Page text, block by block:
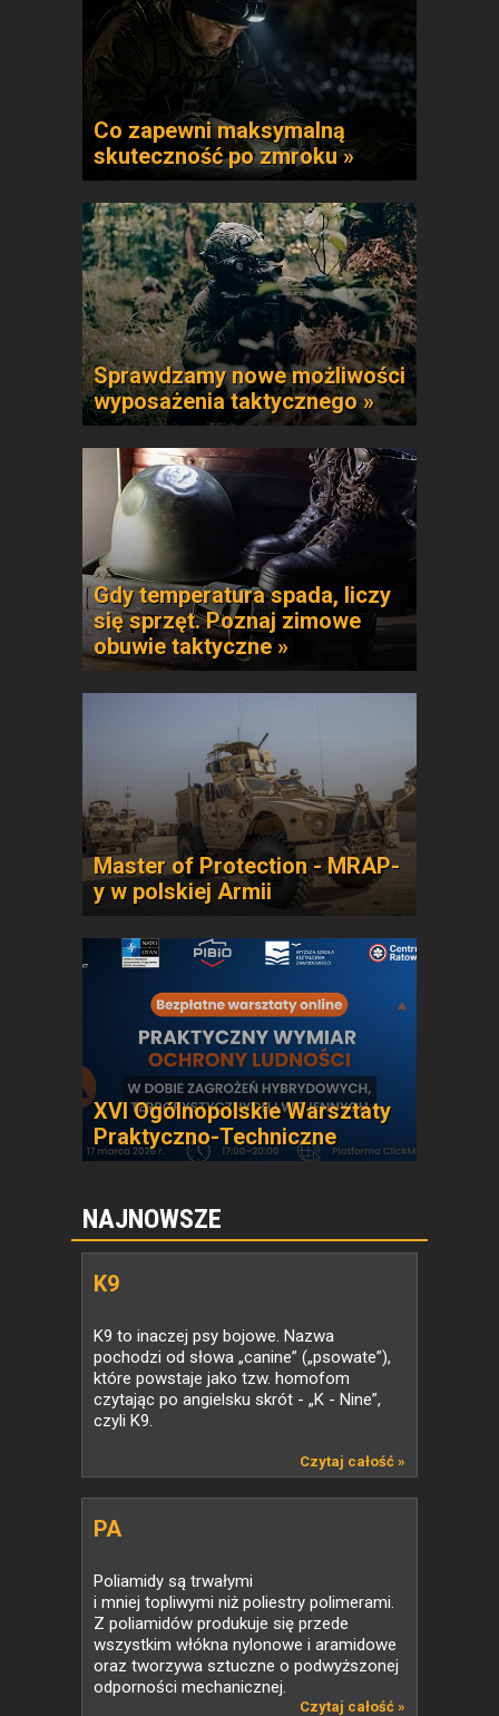
Co zapewni maksymalną
skuteczność po zmroku »
Sprawdzamy nowe możliwości
wyposażenia taktycznego »
Gdy temperatura spada, liczy
się sprzęt. Poznaj zimowe
obuwie taktyczne »
Master of Protection - MRAP-
y w polskiej Armii
XVI Ogólnopolskie Warsztaty
Praktyczno-Techniczne
NAJNOWSZE
K9
K9 to inaczej psy bojowe. Nazwa
pochodzi od słowa „canine” („psowate”),
które powstaje jako tzw. homofom
czytając po angielsku skrót - „K - Nine”,
czyli K9.
Czytaj całość »
PA
Poliamidy są trwałymi
i mniej topliwymi niż poliestry polimerami.
Z poliamidów produkuje się przede
wszystkim włókna nylonowe i aramidowe
oraz tworzywa sztuczne o podwyższonej
odporności mechanicznej.
Czytaj całość »